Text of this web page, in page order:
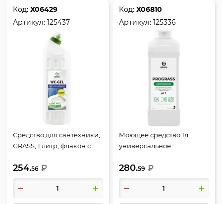
Код:Х06429
Артикул:125437
Средство для сантехники,
GRASS, 1 литр, флакон с
125437
254.56 ₽
Код:Х06810
Артикул:125336
Моющее средство 1л
универсальное
всех поверхностей 125336
280.59 ₽